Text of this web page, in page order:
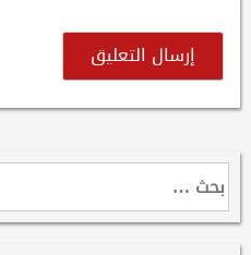
البحث
عن: